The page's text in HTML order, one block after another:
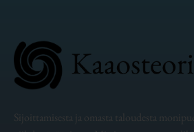
Sijoittamisesta ja omasta taloudesta